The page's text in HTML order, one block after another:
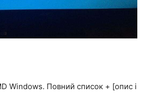
Windows. Повний список + [опис і